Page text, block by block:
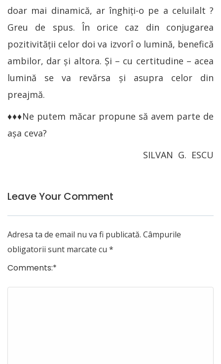
doar mai dinamică, ar înghiţi-o pe a celuilalt ?
Greu de spus. În orice caz din conjugarea
pozitivităţii celor doi va izvorî o lumină, benefică
ambilor, dar şi altora. Şi – cu certitudine – acea
lumină se va revărsa şi asupra celor din
preajmă.
♦♦♦Ne putem măcar propune să avem parte de
aşa ceva?
SILVAN G. ESCU
Leave Your Comment
Adresa ta de email nu va fi publicată. Câmpurile
obligatorii sunt marcate cu *
Comments:*